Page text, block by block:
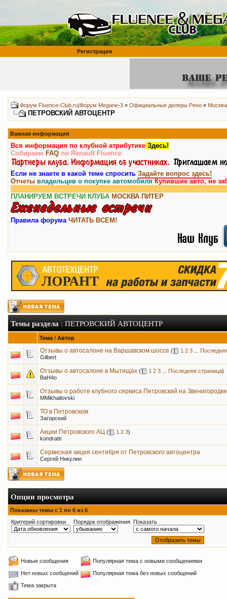
Регистрация
Форум Fluence-Club.ru|Форум Megane-3 « Официальные дилеры Рено «
ПЕТРОВСКИЙ АВТОЦЕНТР
Важная информация
Вся информация по клубной атрибутике Здесь!
Собираем FAQ по Renault Fluence
Если не знаете в какой теме спросить Задайте вопрос здесь!
Отчеты владельцев о покупке автомобиляКупившие авто, не
ПЛАНИРУЕМ ВСТРЕЧИ КЛУБА МОСКВА ПИТЕР
Правила форума ЧИТАТЬ ВСЕМ!
Темы раздела: ПЕТРОВСКИЙ АВТОЦЕНТР
Тема / Автор
Отзывы о автосалоне на Варшавском шоссе ( 1 2 3
Gilbert
Отзывы о автосалоне в Мытищах ( 1 2 3 Последняя страница)
BaH4o
Отзывы о работе клубного сервиса Петровский на
MMikhailovski
ТО в Петровском
Загорский
Акции Петровского АЦ ( 1 2 3)
kondratti
Cервисная акция сентября от Петровского автоцентра
Сергей Никулин
Опции просмотра
Показаны темы с 1 по 6 из 6
Критерий сортировки
Порядок отображения Показать
Новые сообщения
Популярная тема с новыми сообщениями
Нет новых сообщений
Популярная тема без новых сообщений
Тема закрыта